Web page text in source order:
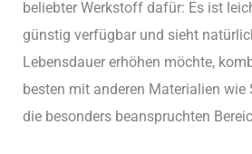
beliebter Werkstoff dafür: Es ist
günstig verfügbar und sieht
Lebensdauer erhöhen möchte,
besten mit anderen Materialien
die besonders beanspruchten